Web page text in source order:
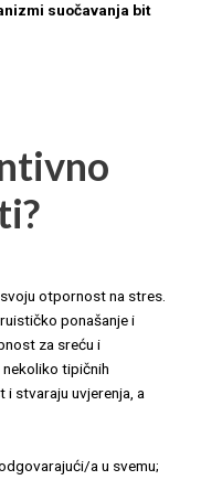
suočavanja bit
otpornost na stres.
ponašanje i
za sreću i
tipičnih
i stvaraju uvjerenja, a
a u svemu;